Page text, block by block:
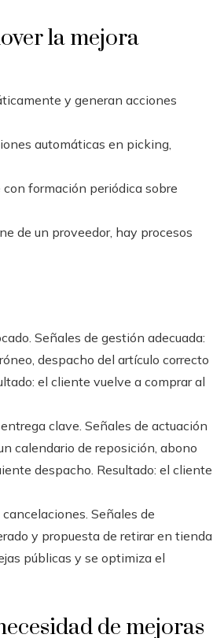
la mejora
y generan acciones
automáticas en picking,
formación periódica sobre
de un proveedor, hay procesos
Señales de gestión adecuada:
despacho del artículo correcto
el cliente vuelve a comprar al
clave. Señales de actuación
calendario de reposición, abono
despacho. Resultado: el cliente
Señales de
y propuesta de retirar en tienda
públicas y se optimiza el
de mejoras